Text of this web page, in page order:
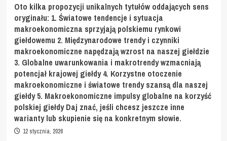
Oto kilka propozycji unikalnych tytułów oddających sens
oryginału: 1. Światowe tendencje i sytuacja
makroekonomiczna sprzyjają polskiemu rynkowi
giełdowemu 2. Międzynarodowe trendy i czynniki
makroekonomiczne napędzają wzrost na naszej giełdzie
3. Globalne uwarunkowania i makrotrendy wzmacniają
potencjał krajowej giełdy 4. Korzystne otoczenie
makroekonomiczne i światowe trendy szansą dla naszej
giełdy 5. Makroekonomiczne impulsy globalne na korzyść
polskiej giełdy Daj znać, jeśli chcesz jeszcze inne
warianty lub skupienie się na konkretnym słowie.
12 stycznia, 2026